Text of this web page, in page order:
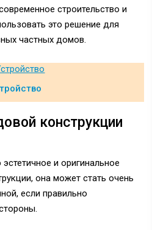
строительство и
это решение для
частных домов.
конструкции
и оригинальное
она может стать очень
если правильно